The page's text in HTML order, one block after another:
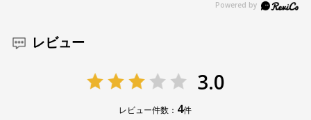
レビュー
3.0
レビュー件数： 4件